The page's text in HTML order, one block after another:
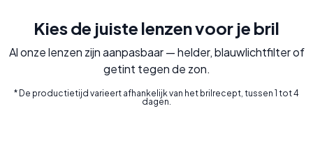
Kies de juiste lenzen voor je bril
Al onze lenzen zijn aanpasbaar — helder, blauwlichtfilter of
getint tegen de zon.
* De productietijd varieert afhankelijk van het brilrecept, tussen 1 tot 4
dagen.